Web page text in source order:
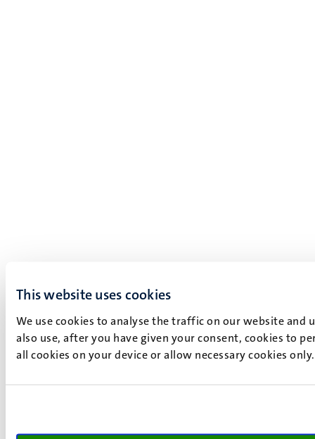
This website uses cookies
We use cookies to analyse the traffic on our website and
also use, after you have given your consent, cookies to
all cookies on your device or allow necessary cookies